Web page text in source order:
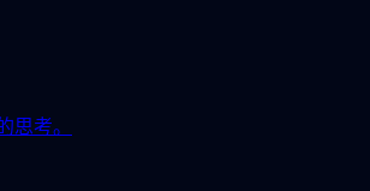
思考。